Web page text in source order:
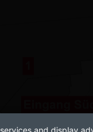
and display